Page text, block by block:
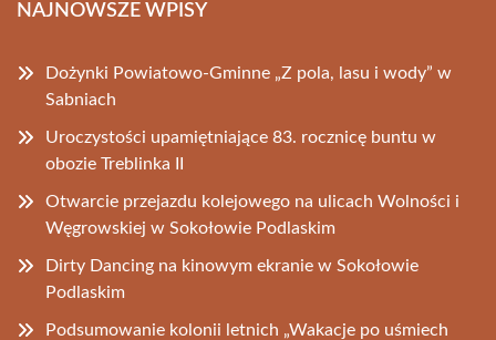
NAJNOWSZE WPISY
Dożynki Powiatowo-Gminne „Z pola, lasu i wody” w
Sabniach
Uroczystości upamiętniające 83. rocznicę buntu w
obozie Treblinka II
Otwarcie przejazdu kolejowego na ulicach Wolności i
Węgrowskiej w Sokołowie Podlaskim
Dirty Dancing na kinowym ekranie w Sokołowie
Podlaskim
Podsumowanie kolonii letnich „Wakacje po uśmiech